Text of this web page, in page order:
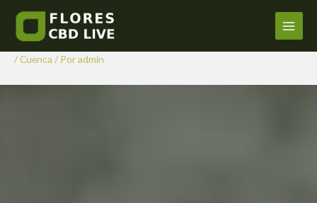
contenido
Main
Comprar Flores CBD en La
Alberca de Záncara
/Cuenca / Poradmin